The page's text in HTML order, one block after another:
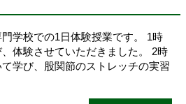
学校での1日体験授業です。 1時
体験させていただきました。 2時
学び、股関節のストレッチの実習